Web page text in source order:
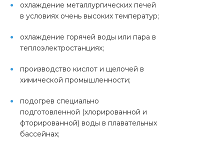
охлаждение металлургических печей
в условиях очень высоких температур;
охлаждение горячей воды или пара в
теплоэлектростанциях;
производство кислот и щелочей в
химической промышленности;
подогрев специально
подготовленной (хлорированной и
фторированной) воды в плавательных
бассейнах;